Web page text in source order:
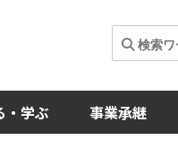
・学ぶ 事業承継